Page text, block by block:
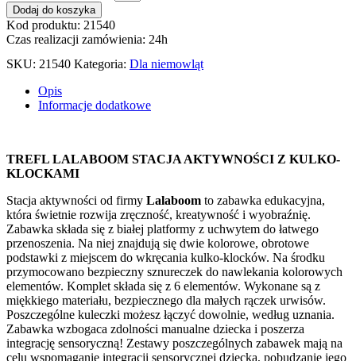
Dodaj do koszyka
Kod produktu: 21540
Czas realizacji zamówienia: 24h
SKU: 21540 Kategoria: Dla niemowląt
Opis
Informacje dodatkowe
TREFL LALABOOM STACJA AKTYWNOŚCI Z KULKO-
KLOCKAMI
Stacja aktywności od firmy Lalaboom to zabawka edukacyjna,
która świetnie rozwija zręczność, kreatywność i wyobraźnię.
Zabawka składa się z białej platformy z uchwytem do łatwego
przenoszenia. Na niej znajdują się dwie kolorowe, obrotowe
podstawki z miejscem do wkręcania kulko-klocków. Na środku
przymocowano bezpieczny sznureczek do nawlekania kolorowych
elementów. Komplet składa się z 6 elementów. Wykonane są z
miękkiego materiału, bezpiecznego dla małych rączek urwisów.
Poszczególne kuleczki możesz łączyć dowolnie, według uznania.
Zabawka wzbogaca zdolności manualne dziecka i poszerza
integrację sensoryczną! Zestawy poszczególnych zabawek mają na
celu wspomaganie integracji sensorycznej dziecka, pobudzanie jego